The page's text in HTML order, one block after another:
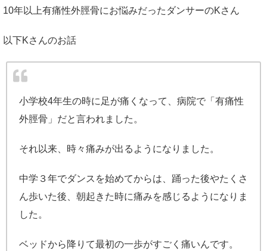
10年以上有痛性外脛骨にお悩みだったダンサーのKさん
以下Kさんのお話
小学校4年生の時に足が痛くなって、病院で「有痛性
外脛骨」だと言われました。
それ以来、時々痛みが出るようになりました。
中学３年でダンスを始めてからは、踊った後やたくさ
ん歩いた後、朝起きた時に痛みを感じるようになりま
した。
ベッドから降りて最初の一歩がすごく痛いんです。